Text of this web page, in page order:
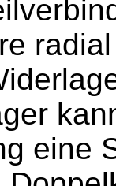
eine